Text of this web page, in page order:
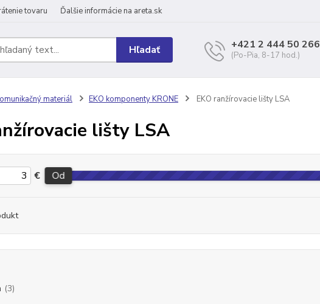
tovaru Ďalšie informácie na areta.sk
Hľadať +421 2 444 50 266
(Po-Pia, 8-17 hod.)
materiál EKO komponenty KRONE EKO ranžírovacie lišty LSA
lišty LSA
€ Od
(3)